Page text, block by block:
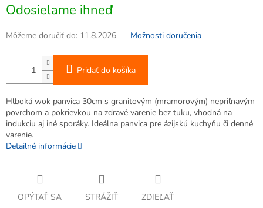
cena:
Odosielame ihneď
Môžeme doručiť do: 11.8.2026 Možnosti doručenia
Pridať do košíka
Hlboká wok panvica 30cm s granitovým (mramorovým) nepriľnavým
povrchom a pokrievkou na zdravé varenie bez tuku, vhodná na
indukciu aj iné sporáky. Ideálna panvica pre ázijskú kuchyňu či denné
varenie.
Detailné informácie
OPÝTAŤ SA STRÁŽIŤ ZDIEĽAŤ